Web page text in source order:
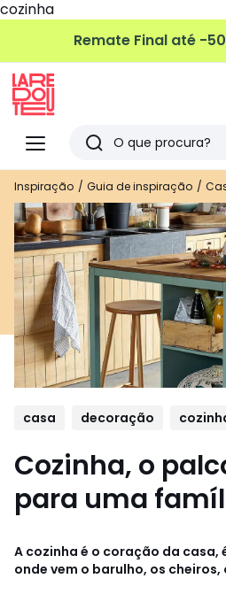
cozinha
Remate Final até -
Menu
Redoute
Pesquisar
Últimos
artigos
vistos
Inspiração Guia de inspiração
casa decoração
Cozinha, o
para uma
A cozinha é o coração da casa,
onde vem o barulho, os cheiros,